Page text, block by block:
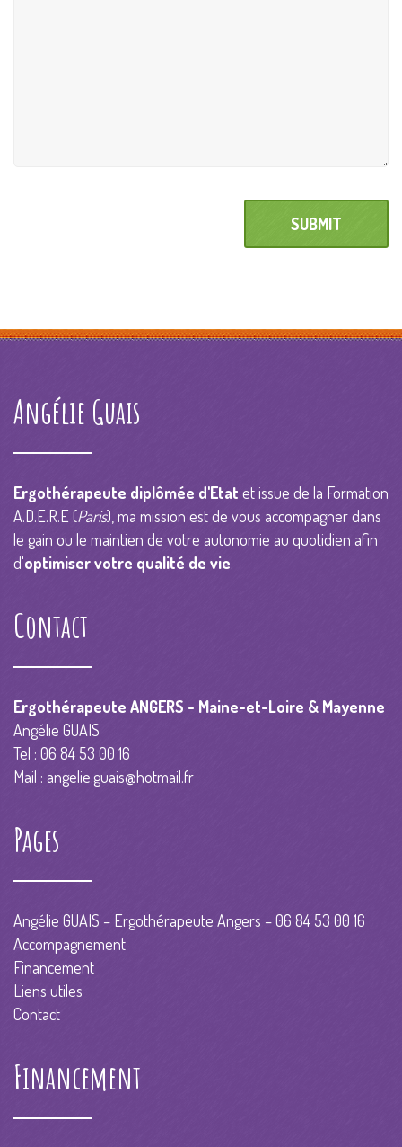
Angélie Guais
Ergothérapeute diplômée d'Etat et issue de la Formation
A.D.E.R.E (Paris), ma mission est de vous accompagner dans
le gain ou le maintien de votre autonomie au quotidien afin
d'optimiser votre qualité de vie.
Contact
Ergothérapeute ANGERS - Maine-et-Loire & Mayenne
Angélie GUAIS
Tel : 06 84 53 00 16
Mail : angelie.guais@hotmail.fr
Pages
Angélie GUAIS – Ergothérapeute Angers – 06 84 53 00 16
Accompagnement
Financement
Liens utiles
Contact
Financement